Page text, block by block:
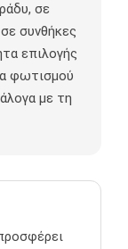
σε
συνθήκες
επιλογής
φωτισμού
με τη